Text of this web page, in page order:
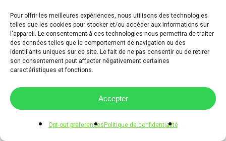
Pour offrir les meilleures expériences, nous utilisons des technologies
telles que les cookies pour stocker et/ou accéder aux informations sur
l'appareil. Le consentement à ces technologies nous permettra de traiter
des données telles que le comportement de navigation ou des
identifiants uniques sur ce site. Le fait de ne pas consentir ou de retirer
son consentement peut affecter négativement certaines
caractéristiques et fonctions.
Accepter
Opt-out preferences Politique de confidentialité
découvrir comment cette
technologie révolutionnaire a su se
marier harmonieusement avec les
avancées de l’innovation.
Grâce à l’IPTV, nous sommes
désormais ⁤immergés dans un